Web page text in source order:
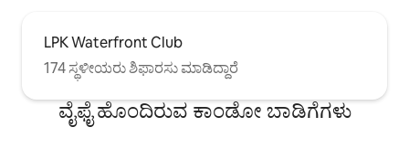
LPK Waterfront Club
174 ಸ್ಥಳೀಯರು ಶಿಫಾರಸು ಮಾಡಿದ್ದಾರೆ
ವೈಫೈ ಹೊಂದಿರುವ ಕಾಂಡೋ ಬಾಡಿಗೆಗಳು